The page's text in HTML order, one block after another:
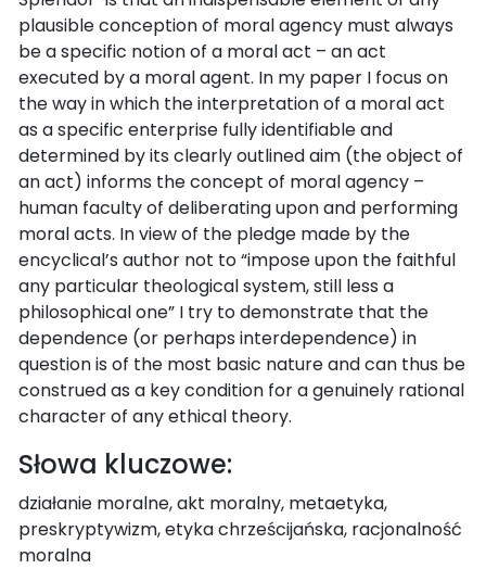
plausible conception of moral agency must always
be a specific notion of a moral act – an act
executed by a moral agent. In my paper I focus on
the way in which the interpretation of a moral act
as a specific enterprise fully identifiable and
determined by its clearly outlined aim (the object of
an act) informs the concept of moral agency –
human faculty of deliberating upon and performing
moral acts. In view of the pledge made by the
encyclical’s author not to “impose upon the faithful
any particular theological system, still less a
philosophical one” I try to demonstrate that the
dependence (or perhaps interdependence) in
question is of the most basic nature and can thus be
construed as a key condition for a genuinely rational
character of any ethical theory.
Słowa kluczowe:
działanie moralne, akt moralny, metaetyka,
preskryptywizm, etyka chrześcijańska, racjonalność
moralna